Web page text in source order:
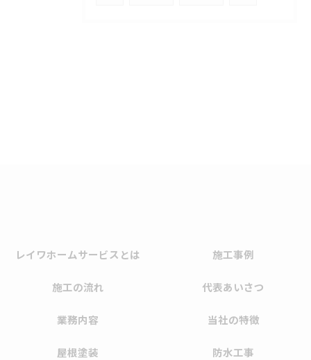
レイワホームサービスとは 施工事例
施工の流れ 代表あいさつ
業務内容 当社の特徴
屋根塗装 防水工事